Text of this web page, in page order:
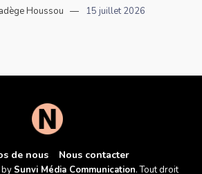
Houssou 15 juillet 2026
de nous Nous contacter
Sunvi Média Communication. Tout droit